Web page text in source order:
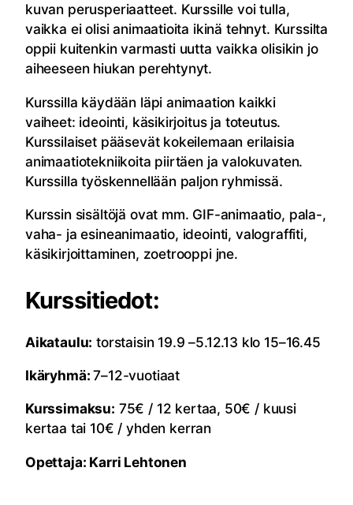
kuvan perusperiaatteet. Kurssille voi tulla,
vaikka ei olisi animaatioita ikinä tehnyt. Kurssilta
oppii kuitenkin varmasti uutta vaikka olisikin jo
aiheeseen hiukan perehtynyt.
Kurssilla käydään läpi animaation kaikki
vaiheet: ideointi, käsikirjoitus ja toteutus.
Kurssilaiset pääsevät kokeilemaan erilaisia
animaatiotekniikoita piirtäen ja valokuvaten.
Kurssilla työskennellään paljon ryhmissä.
Kurssin sisältöjä ovat mm. GIF-animaatio, pala-,
vaha- ja esineanimaatio, ideointi, valograffiti,
käsikirjoittaminen, zoetrooppi jne.
Kurssitiedot:
Aikataulu: torstaisin 19.9 –5.12.13 klo 15–16.45
Ikäryhmä:7–12-vuotiaat
Kurssimaksu: 75€ / 12 kertaa, 50€ / kuusi
kertaa tai 10€ / yhden kerran
Opettaja: Karri Lehtonen